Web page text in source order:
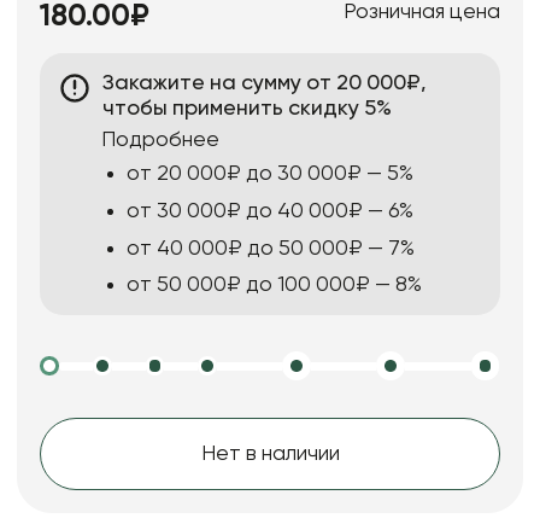
180.00₽ Розничная цена
Закажите на сумму от 20 000₽,
чтобы применить скидку 5%
Подробнее
от 20 000₽ до 30 000₽ — 5%
от 30 000₽ до 40 000₽ — 6%
от 40 000₽ до 50 000₽ — 7%
от 50 000₽ до 100 000₽ — 8%
Нет в наличии